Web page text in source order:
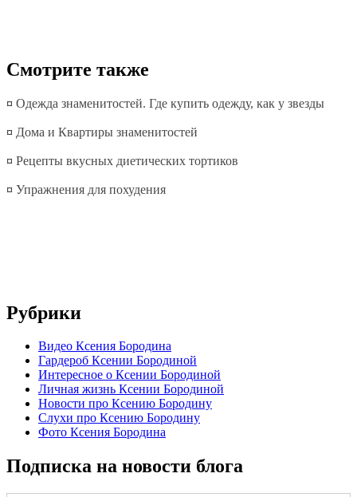
Смотрите также
¤ Одежда знаменитостей. Где купить одежду, как у звезды
¤ Дома и Квартиры знаменитостей
¤ Рецепты вкусных диетических тортиков
¤ Упражнения для похудения
Рубрики
Видео Ксения Бородина
Гардероб Ксении Бородиной
Интересное о Ксении Бородиной
Личная жизнь Ксении Бородиной
Новости про Ксению Бородину
Слухи про Ксению Бородину
Фото Ксения Бородина
Подписка на новости блога